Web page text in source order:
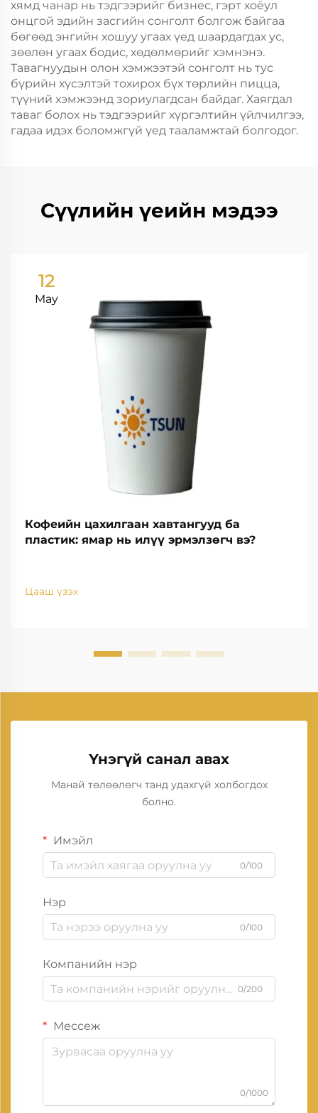
хямд чанар нь тэдгээрийг бизнес, гэрт хоёул
онцгой эдийн засгийн сонголт болгож байгаа
бөгөөд энгийн хошуу угаах үед шаардагдах ус,
зөөлөн угаах бодис, хөдөлмөрийг хэмнэнэ.
Тавагнуудын олон хэмжээтэй сонголт нь тус
бүрийн хүсэлтэй тохирох бүх төрлийн пицца,
түүний хэмжээнд зориулагдсан байдаг. Хаягдал
таваг болох нь тэдгээрийг хүргэлтийн үйлчилгээ,
гадаа идэх боломжгүй үед тааламжтай болгодог.
Сүүлийн үеийн мэдээ
12
May
Кофеийн цахилгаан хавтангууд ба
пластик: ямар нь илүү эрмэлзөгч вэ?
Цааш үзэх
Үнэгүй санал авах
Манай төлөөлөгч танд удахгүй холбогдох
болно.
Имэйл
0/100
Нэр
0/100
Компанийн нэр
0/200
Мессеж
0/1000